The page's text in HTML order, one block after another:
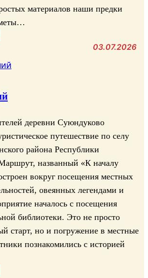
а
м
материалов наши предки
03.07.2026
деревни Суюндуково
путешествие по селу
района Республики
названный «К началу
вокруг посещения местных
овеянных легендами и
началось с посещения
библиотеки. Это не просто
старт, но и погружение в местные
познакомились с историей